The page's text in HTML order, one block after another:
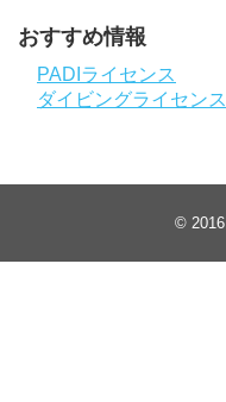
おすすめ情報
PADIライセンス
ダイビングライセンス
© 2016